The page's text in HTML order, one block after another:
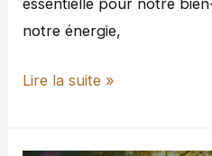
essentielle pour notre
notre énergie,
Lire la suite »